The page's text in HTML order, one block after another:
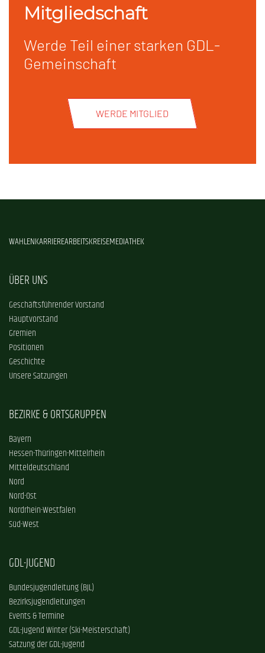
Mitgliedschaft
Werde Teil einer starken GDL-
Gemeinschaft
WERDE MITGLIED
WAHLENKARRIEREARBEITSKREISEMEDIATHEK
ÜBER UNS
Geschäftsführender Vorstand
Hauptvorstand
Gremien
Positionen
Geschichte
Unsere Satzungen
BEZIRKE & ORTSGRUPPEN
Bayern
Hessen-Thüringen-Mittelrhein
Mitteldeutschland
Nord
Nord-Ost
Nordrhein-Westfalen
Süd-West
GDL-JUGEND
Bundesjugendleitung (BJL)
Bezirksjugendleitungen
Events & Termine
GDL-Jugend Winter (Ski-Meisterschaft)
Satzung der GDL-Jugend